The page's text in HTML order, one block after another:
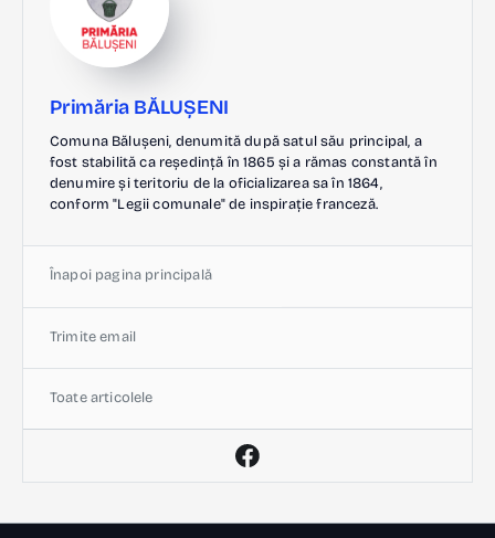
Primăria BĂLUȘENI
Comuna Bălușeni, denumită după satul său principal, a
fost stabilită ca reședință în 1865 și a rămas constantă în
denumire și teritoriu de la oficializarea sa în 1864,
conform "Legii comunale" de inspirație franceză.
Înapoi pagina principală
Trimite email
Toate articolele